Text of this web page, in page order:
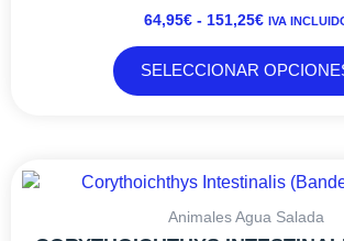
64,95€ - 151,25€HASTA
151,25€
IVA
SELECCIONAR
Animales Agua Salada
DE
PRECIOS: